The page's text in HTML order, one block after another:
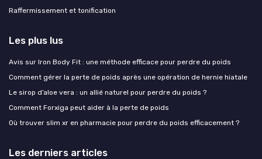
Raffermissement et tonification
Les plus lus
Avis sur Iron Body Fit : une méthode efficace pour perdre du poids
Comment gérer la perte de poids après une opération de hernie hiatale
Le sirop d’aloe vera : un allié naturel pour perdre du poids ?
Comment Forxiga peut aider à la perte de poids
Où trouver slim xr en pharmacie pour perdre du poids efficacement ?
Les derniers articles